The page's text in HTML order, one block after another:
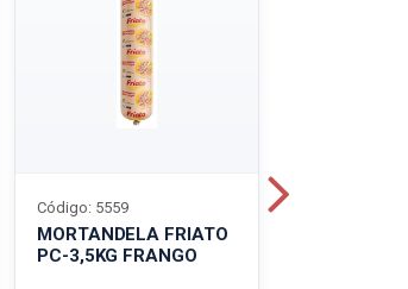
MORTANDELA FRIATO
PC-3,5KG FRANGO
Código: 5559